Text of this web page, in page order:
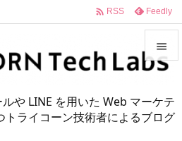
や LINE を用いた Web マーケテ
トライコーン技術者によるブログ



 RSS Feedly